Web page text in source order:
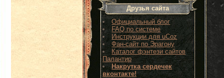
Друзья сайта
Официальный блог
FAQ по системе
Инструкции для uCoz
Фан-сайт по Эрагону
Каталог фэнтези сайтов
Палантир
Накрутка сердечек
вконтакте!